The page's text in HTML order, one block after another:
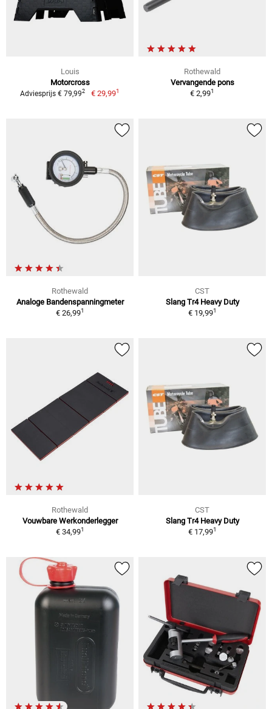
Louis
Motorcross
Adviesprijs € 79,992 € 29,991
Rothewald
Vervangende pons
€ 2,991
Rothewald
Analoge Bandenspanningmeter
€ 26,991
CST
Slang Tr4 Heavy Duty
€ 19,991
Rothewald
Vouwbare Werkonderlegger
€ 34,991
CST
Slang Tr4 Heavy Duty
€ 17,991